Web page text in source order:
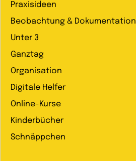
Praxisideen
Beobachtung & Dokumentation
Unter 3
Ganztag
Organisation
Digitale Helfer
Online-Kurse
Kinderbücher
Schnäppchen